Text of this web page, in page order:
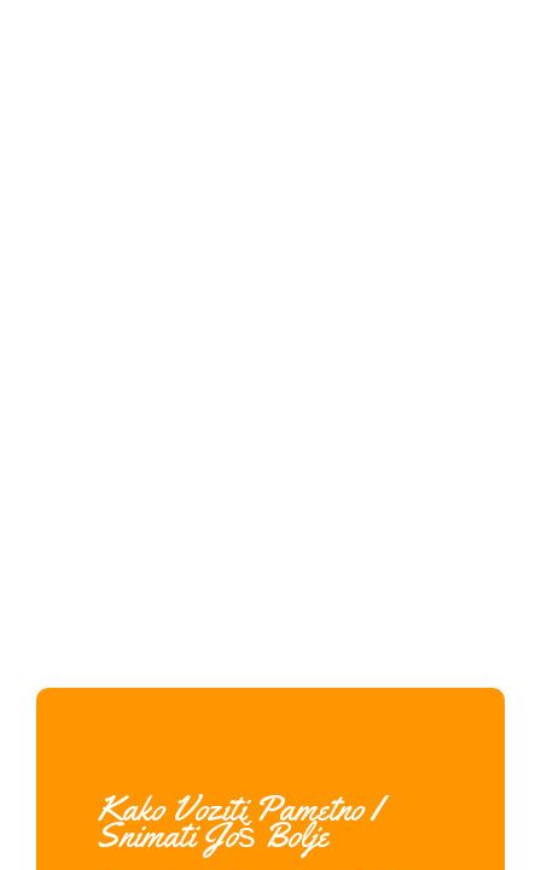
Kako Voziti Pametno I
Snimati Još Bolje